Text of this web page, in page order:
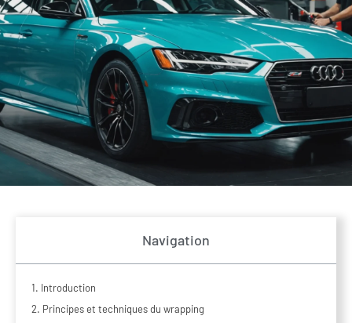
Navigation
1. Introduction
2. Principes et techniques du wrapping